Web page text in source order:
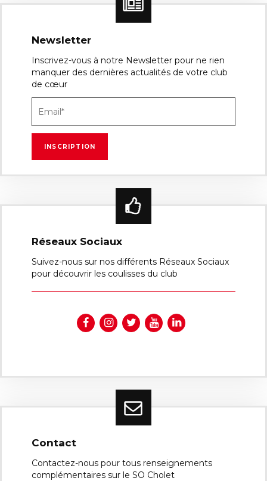
Newsletter
Inscrivez-vous à notre Newsletter pour ne rien
manquer des dernières actualités de votre club
de cœur
Réseaux Sociaux
Suivez-nous sur nos différents Réseaux Sociaux
pour découvrir les coulisses du club
Contact
Contactez-nous pour tous renseignements
complémentaires sur le SO Cholet